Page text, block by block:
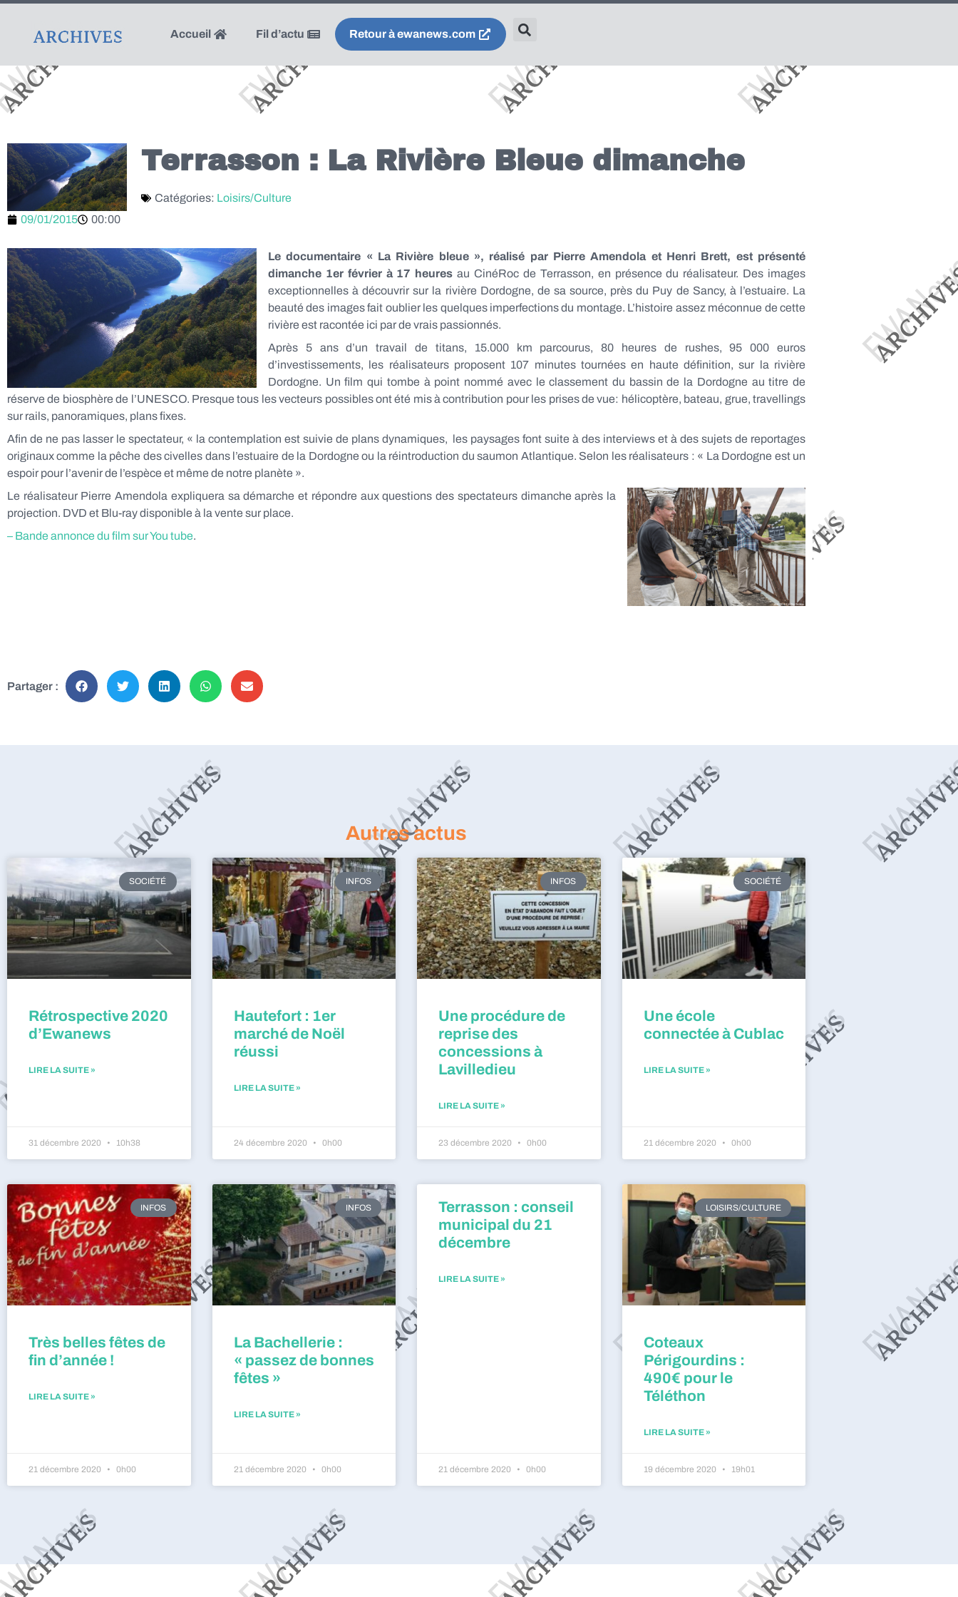
Accueil Fil d’actu Retour à ewanews.com
Terrasson : La Rivière Bleue dimanche
Catégories: Loisirs/Culture
09/01/2015
00:00
Le documentaire « La Rivière bleue », réalisé par Pierre Amendola et Henri Brett, est présenté
dimanche 1er février à 17 heuresau CinéRoc de Terrasson, en présence du réalisateur. Des images
exceptionnelles à découvrir sur la rivière Dordogne, de sa source, près du Puy de Sancy, à l’estuaire. La
beauté des images fait oublier les quelques imperfections du montage. L’histoire assez méconnue de cette
rivière est racontée ici par de vrais passionnés.
Après 5 ans d’un travail de titans, 15.000 km parcourus, 80 heures de rushes, 95 000 euros
d’investissements, les réalisateurs proposent 107 minutes tournées en haute définition, sur la rivière
Dordogne. Un film qui tombe à point nommé avec le classement du bassin de la Dordogne au titre de
réserve de biosphère de l’UNESCO. Presque tous les vecteurs possibles ont été mis à contribution pour les prises de vue: hélicoptère, bateau, grue, travellings
sur rails, panoramiques, plans fixes.
Afin de ne pas lasser le spectateur, « la contemplation est suivie de plans dynamiques, les paysages font suite à des interviews et à des sujets de reportages
originaux comme la pêche des civelles dans l’estuaire de la Dordogne ou la réintroduction du saumon Atlantique. Selon les réalisateurs : « La Dordogne est un
espoir pour l’avenir de l’espèce et même de notre planète ».
Le réalisateur Pierre Amendola expliquera sa démarche et répondre aux questions des spectateurs dimanche après la
projection. DVD et Blu-ray disponible à la vente sur place.
– Bande annonce du film sur You tube.
Partager :
Autres actus
SOCIÉTÉ
Rétrospective 2020
d’Ewanews
LIRE LA SUITE »
31 décembre 2020 10h38
INFOS
Hautefort : 1er
marché de Noël
réussi
LIRE LA SUITE »
24 décembre 2020 0h00
INFOS
Une procédure de
reprise des
concessions à
Lavilledieu
LIRE LA SUITE »
23 décembre 2020 0h00
SOCIÉTÉ
Une école
connectée à Cublac
LIRE LA SUITE »
21 décembre 2020 0h00
INFOS
Très belles fêtes de
fin d’année !
LIRE LA SUITE »
21 décembre 2020 0h00
INFOS
La Bachellerie :
« passez de bonnes
fêtes »
LIRE LA SUITE »
21 décembre 2020 0h00
Terrasson : conseil
municipal du 21
décembre
LIRE LA SUITE »
21 décembre 2020 0h00
LOISIRS/CULTURE
Coteaux
Périgourdins :
490€ pour le
Téléthon
LIRE LA SUITE »
19 décembre 2020 19h01